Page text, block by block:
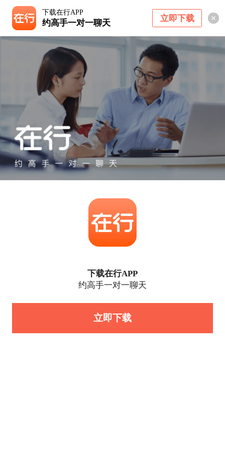
下载在行APP
约高手一对一聊天 立即下载
下载在行APP
约高手一对一聊天
立即下载